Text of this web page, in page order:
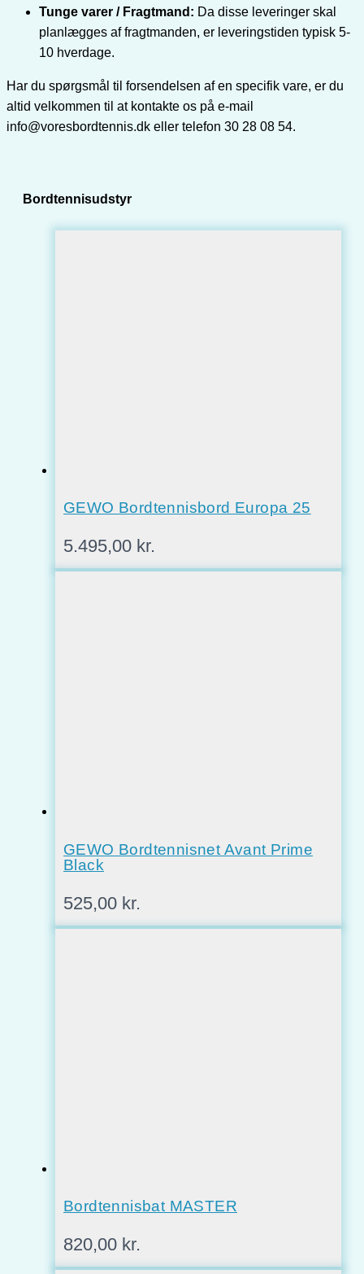
Bordtennisudstyr
GEWO Bordtennisbord Europa 25
5.495,00 kr.
GEWO Bordtennisnet Avant Prime
Black
525,00 kr.
Bordtennisbat MASTER
820,00 kr.
Tunge varer / Fragtmand: Da disse leveringer skal
planlægges af fragtmanden, er leveringstiden typisk 5-
10 hverdage.
Har du spørgsmål til forsendelsen af en specifik vare, er du
altid velkommen til at kontakte os på e-mail
info@voresbordtennis.dk eller telefon 30 28 08 54.